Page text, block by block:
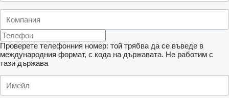
Проверете телефонния номер: той трябва да се въведе в
международния формат, с кода на държавата. Не работим с
тази държава